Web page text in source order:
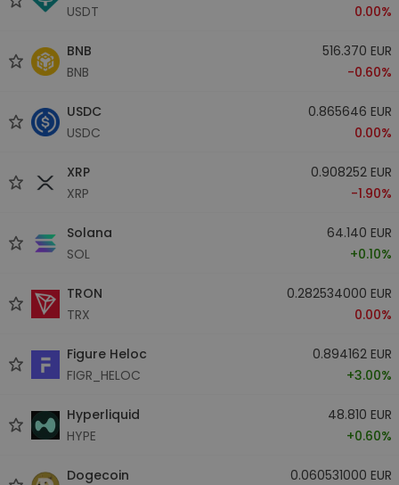
USDT
0.00%
BNB
BNB
516.370 EUR
-0.60%
USDC
USDC
0.865646 EUR
0.00%
XRP
XRP
0.908252 EUR
-1.90%
Solana
SOL
64.140 EUR
+0.10%
TRON
TRX
0.282534000 EUR
0.00%
Figure Heloc
FIGR_HELOC
0.894162 EUR
+3.00%
Hyperliquid
HYPE
48.810 EUR
+0.60%
Dogecoin
0.060531000 EUR